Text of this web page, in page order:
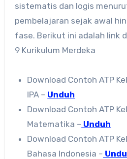
sistematis dan logis
pembelajaran sejak awal
fase. Berikut ini adalah link
9 Kurikulum Merdeka
Download Contoh ATP
IPA – Unduh
Download Contoh ATP
Matematika – Unduh
Download Contoh ATP
Bahasa Indonesia –